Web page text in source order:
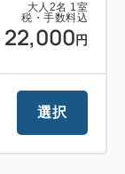
大人 2名 1室
税・手数料込
22,000 円
選択